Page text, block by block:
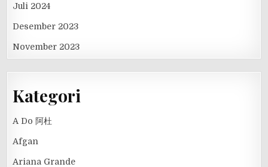
Juli 2024
Desember 2023
November 2023
Kategori
A Do 阿杜
Afgan
Ariana Grande